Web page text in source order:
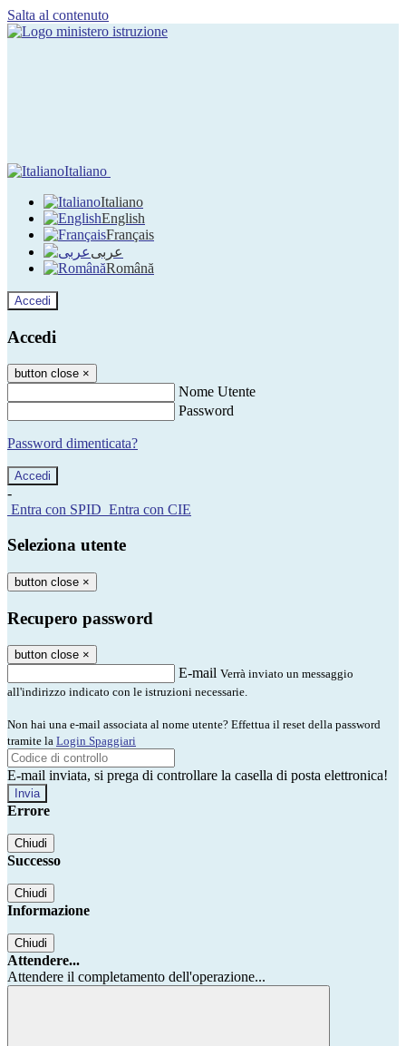
Salta al contenuto
Italiano
Italiano
English
Français
عربى
Română
Accedi
Accedi
button close ×
Nome Utente
Password
Password dimenticata?
-
Entra con SPID Entra con CIE
Seleziona utente
button close ×
Recupero password
button close ×
E-mail Verrà inviato un messaggio
all'indirizzo indicato con le istruzioni necessarie.
Non hai una e-mail associata al nome utente? Effettua il reset della password
tramite la Login Spaggiari
E-mail inviata, si prega di controllare la casella di posta elettronica!
Errore
Chiudi
Successo
Chiudi
Informazione
Chiudi
Attendere...
Attendere il completamento dell'operazione...